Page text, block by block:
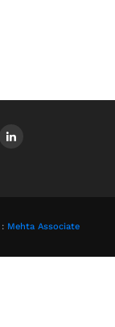
Mehta Associate